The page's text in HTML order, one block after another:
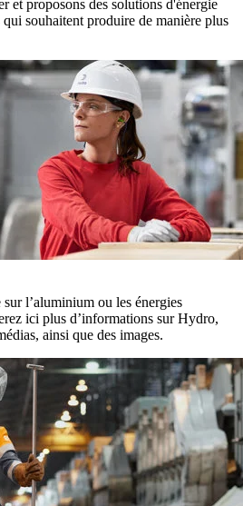
et proposons des solutions d'énergie
souhaitent produire de manière plus
l’aluminium ou les énergies
ici plus d’informations sur Hydro,
ainsi que des images.